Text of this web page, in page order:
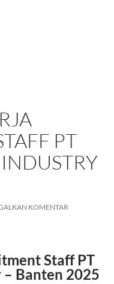
PT
KOMENTAR
Staff PT
Banten 2025